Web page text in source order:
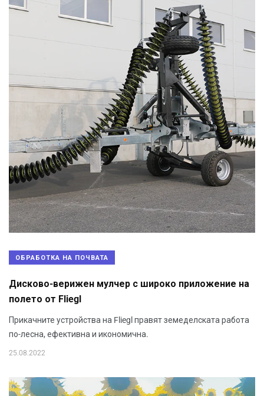
ОБРАБОТКА НА ПОЧВАТА
Дисково-верижен мулчер с широко приложение на
полето от Fliegl
Прикачните устройства на Fliegl правят земеделската работа
по-лесна, ефективна и икономична.
25.08.2022